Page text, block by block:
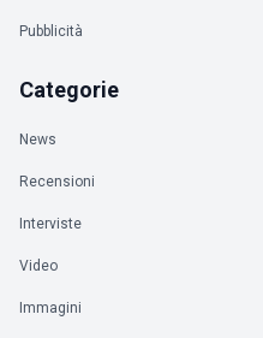
Pubblicità
Categorie
News
Recensioni
Interviste
Video
Immagini